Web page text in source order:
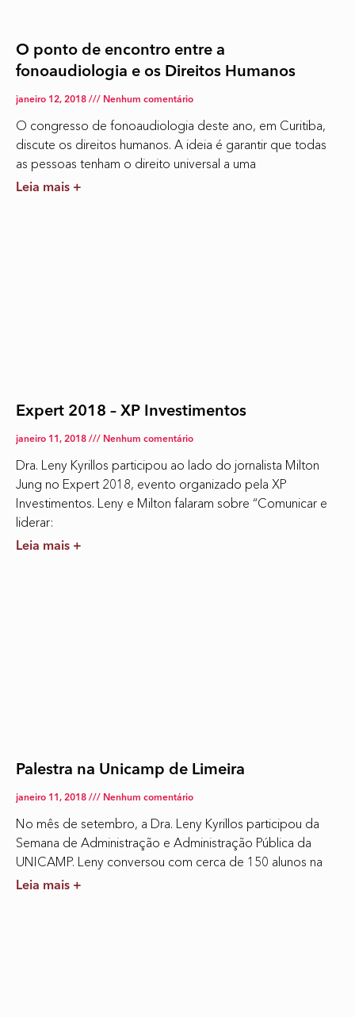
O ponto de encontro entre a
fonoaudiologia e os Direitos Humanos
janeiro 12, 2018 Nenhum comentário
O congresso de fonoaudiologia deste ano, em Curitiba,
discute os direitos humanos. A ideia é garantir que todas
as pessoas tenham o direito universal a uma
Leia mais +
Expert 2018 – XP Investimentos
janeiro 11, 2018 Nenhum comentário
Dra. Leny Kyrillos participou ao lado do jornalista Milton
Jung no Expert 2018, evento organizado pela XP
Investimentos. Leny e Milton falaram sobre “Comunicar e
liderar:
Leia mais +
Palestra na Unicamp de Limeira
janeiro 11, 2018 Nenhum comentário
No mês de setembro, a Dra. Leny Kyrillos participou da
Semana de Administração e Administração Pública da
UNICAMP. Leny conversou com cerca de 150 alunos na
Leia mais +